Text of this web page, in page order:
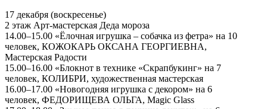
17 декабря (воскресенье)
2 этаж Арт-мастерская Деда мороза
14.00–15.00 «Ёлочная игрушка – собачка из фетра» на 10
человек, КОЖОКАРЬ ОКСАНА ГЕОРГИЕВНА,
Мастерская Радости
15.00–16.00 «Блокнот в технике «Скрапбукинг» на 7
человек, КОЛИБРИ, художественная мастерская
16.00–17.00 «Новогодняя игрушка с декором» на 6
человек, ФЕДОРИЩЕВА ОЛЬГА, Magic Glass